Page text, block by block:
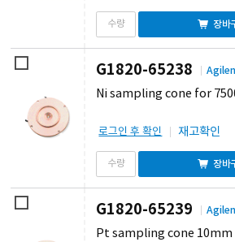
장바
G1820-65238
Ni sampling cone for
로그인 후 확인 재고확인
장바
G1820-65239
Pt sampling cone 10mm